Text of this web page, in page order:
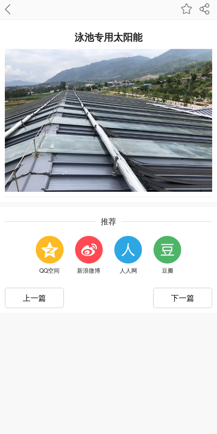
泳池专用太阳能
推荐
QQ空间 新浪微博 人人网 豆瓣
上一篇 下一篇